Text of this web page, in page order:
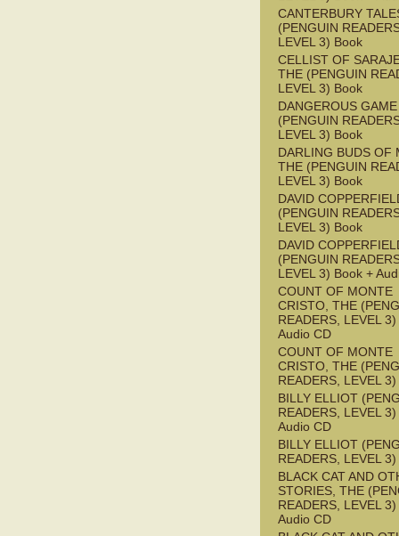
CANTERBURY
(PENGUIN
LEVEL 3) Book
CELLIST OF
THE (PENGUIN
LEVEL 3) Book
DANGEROUS GAME
(PENGUIN
LEVEL 3) Book
DARLING BUDS OF
THE (PENGUIN
LEVEL 3) Book
DAVID
(PENGUIN
LEVEL 3) Book
DAVID
(PENGUIN
LEVEL 3) Book +
COUNT OF MONTE
CRISTO, THE
READERS, LEVEL
Audio CD
COUNT OF MONTE
CRISTO, THE
READERS, LEVEL
BILLY ELLIOT
READERS, LEVEL
Audio CD
BILLY ELLIOT
READERS, LEVEL
BLACK CAT AND
STORIES, THE
READERS, LEVEL
Audio CD